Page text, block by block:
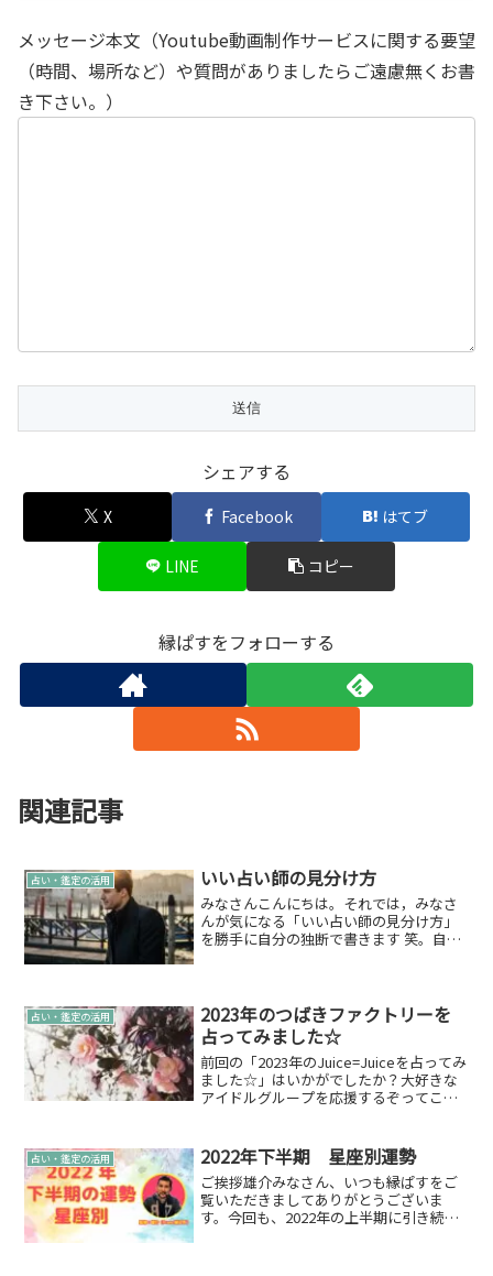
メッセージ本文（Youtube動画制作サービスに関する要望
（時間、場所など）や質問がありましたらご遠慮無くお書
き下さい。）
シェアする
X Facebook はてブ
LINE コピー
縁ぱすをフォローする
関連記事
占い・鑑定の活用 いい占い師の見分け方
みなさんこんにちは。それでは，みなさ
んが気になる「いい占い師の見分け方」
を勝手に自分の独断で書きます 笑。自分
変わってきますが...
占い・鑑定の活用
2023年のつばきファクトリーを
占ってみました☆
前回の「2023年のJuice=Juiceを占ってみ
ました☆」はいかがでしたか？大好きな
アイドルグループを応援するぞってこと
ム」「Juice=Juice」に続き「つば...
占い・鑑定の活用 2022年下半期 星座別運勢
ご挨拶雄介みなさん、いつも縁ぱすをご
覧いただきましてありがとうございま
す。今回も、2022年の上半期に引き続き